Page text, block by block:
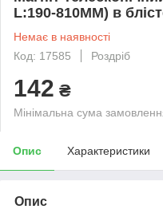
L:190-810ММ) в
Немає в наявності
Код: 17585
Роздріб
142 ₴
Мінімальна сума
Опис Характеристики
Опис